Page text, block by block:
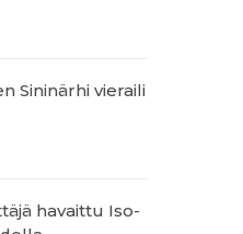
Sininärhi vieraili
havaittu Iso-